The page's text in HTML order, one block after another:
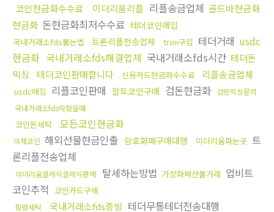
코인현금화수수료 이더리움리플 리플송금업체 골드바현금화
현금화 돈현금화최저수수료 테더코인매입
국내거래소fds뚫는법 트론리플전송업체 tron구입 테더거래 usdc
현금화 국내거래소fds해결업체 국내거래소fds시간 테더돈
믹싱
테더코인판매합니다 신용카드현금화수수료 리플송금업체
usdc매입 리플코인판매 알트코인구매 검돈현금화 검돈믹싱문의
국내거래소fds막혔을때
코인돈세탁 모든코인현금화
이체코인 해외선물현금인출 암호화폐구매대행 이더리움파는곳 트
론리플전송업체
이더리움클레식클레식판매 탈세하는방법 가상화폐선물거래 업비트
코인추적 코인카드구매
횡령세탁 국내거래소fds증빙 테더무통테더전송대행